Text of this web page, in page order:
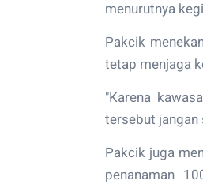
menurutnya
Pakcik
tetap menjaga
"Karena
tersebut jangan
Pakcik juga
penanaman